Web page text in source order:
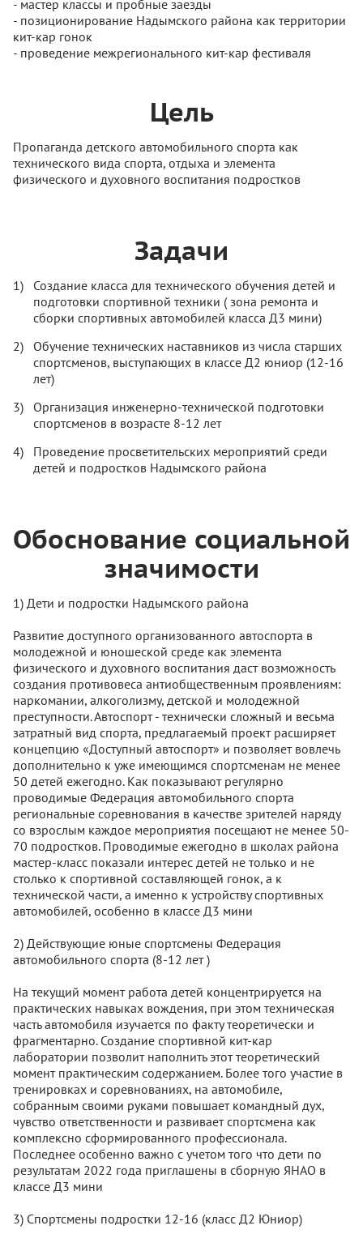
- мастер классы и пробные заезды
- позиционирование Надымского района как территории
кит-кар гонок
- проведение межрегионального кит-кар фестиваля
Цель
Пропаганда детского автомобильного спорта как
технического вида спорта, отдыха и элемента
физического и духовного воспитания подростков
Задачи
Создание класса для технического обучения детей и
подготовки спортивной техники ( зона ремонта и
сборки спортивных автомобилей класса Д3 мини)
Обучение технических наставников из числа старших
спортсменов, выступающих в классе Д2 юниор (12-16
лет)
Организация инженерно-технической подготовки
спортсменов в возрасте 8-12 лет
Проведение просветительских мероприятий среди
детей и подростков Надымского района
Обоснование социальной
значимости
1) Дети и подростки Надымского района
Развитие доступного организованного автоспорта в
молодежной и юношеской среде как элемента
физического и духовного воспитания даст возможность
создания противовеса антиобщественным проявлениям:
наркомании, алкоголизму, детской и молодежной
преступности. Автоспорт - технически сложный и весьма
затратный вид спорта, предлагаемый проект расширяет
концепцию «Доступный автоспорт» и позволяет вовлечь
дополнительно к уже имеющимся спортсменам не менее
50 детей ежегодно. Как показывают регулярно
проводимые Федерация автомобильного спорта
региональные соревнования в качестве зрителей наряду
со взрослым каждое мероприятия посещают не менее 50-
70 подростков. Проводимые ежегодно в школах района
мастер-класс показали интерес детей не только и не
столько к спортивной составляющей гонок, а к
технической части, а именно к устройству спортивных
автомобилей, особенно в классе Д3 мини
2) Действующие юные спортсмены Федерация
автомобильного спорта (8-12 лет )
На текущий момент работа детей концентрируется на
практических навыках вождения, при этом техническая
часть автомобиля изучается по факту теоретически и
фрагментарно. Создание спортивной кит-кар
лаборатории позволит наполнить этот теоретический
момент практическим содержанием. Более того участие в
тренировках и соревнованиях, на автомобиле,
собранным своими руками повышает командный дух,
чувство ответственности и развивает спортсмена как
комплексно сформированного профессионала.
Последнее особенно важно с учетом того что дети по
результатам 2022 года приглашены в сборную ЯНАО в
классе Д3 мини
3) Спортсмены подростки 12-16 (класс Д2 Юниор)